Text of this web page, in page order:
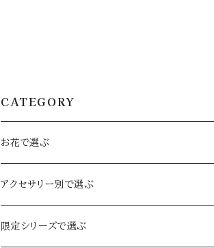
CATEGORY
お花で選ぶ
定番のお花
ジャスミン
ボタニカル
アクセサリー別で選ぶ
イヤーカフ&ピアスｏｒイヤリング set
限定シリーズで選ぶ